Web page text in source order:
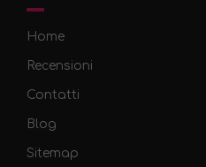
Home
Recensioni
Contatti
Blog
Sitemap